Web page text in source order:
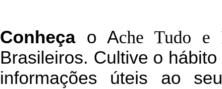
Conheçao Ache Tudo e
Brasileiros. Cultive o
informações úteis ao